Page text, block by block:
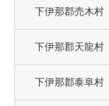
下伊那郡売木村
下伊那郡天龍村
下伊那郡泰阜村